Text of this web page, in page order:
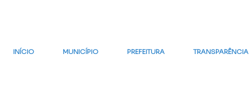
INÍCIO MUNICÍPIO PREFEITURA TRANSPARÊNCIA